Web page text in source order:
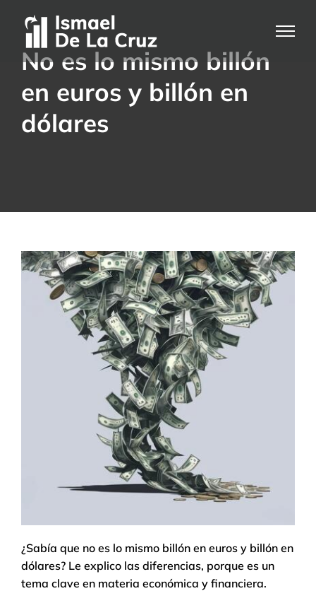
No es lo mismo billón
en euros y billón en
dólares
¿Sabía que no es lo mismo billón en euros y billón en
dólares? Le explico las diferencias, porque es un
tema clave en materia económica y financiera.